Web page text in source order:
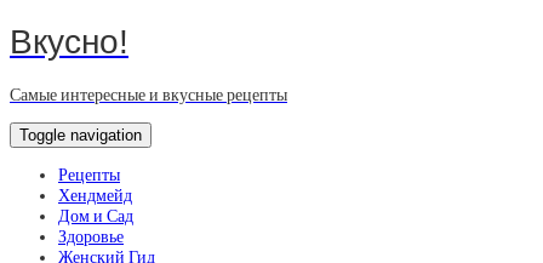
Вкусно!
Самые интересные и вкусные рецепты
Toggle navigation
Рецепты
Хендмейд
Дом и Сад
Здоровье
Женский Гид